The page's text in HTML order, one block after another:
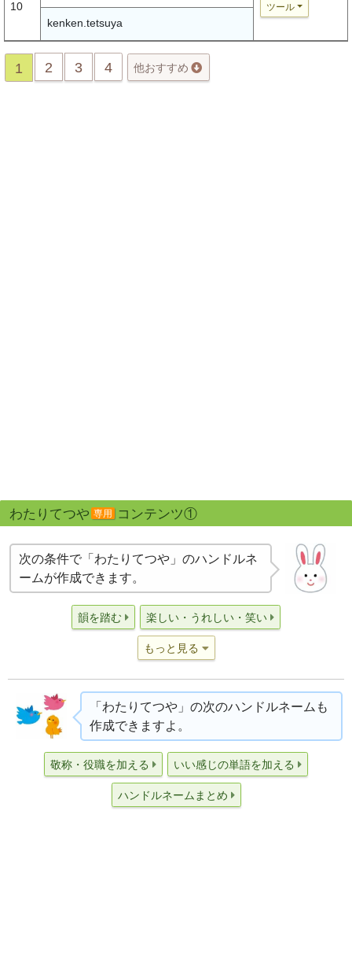
10 ツール
kenken.tetsuya
1 2 3 4 他おすすめ
わたりてつや 専用 コンテンツ①
次の条件で「わたりてつや」のハンドルネ
ームが作成できます。
韻を踏む 楽しい・うれしい・笑い
もっと見る
「わたりてつや」の次のハンドルネームも
作成できますよ。
敬称・役職を加える いい感じの単語を加える
ハンドルネームまとめ